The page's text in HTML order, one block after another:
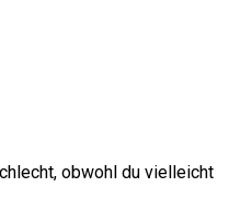
obwohl du vielleicht